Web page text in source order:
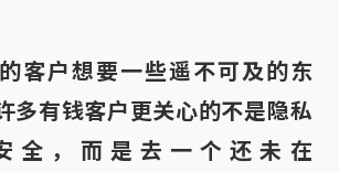
客户想要一些遥不可及的东
多有钱客户更关心的不是隐私
全，而是去一个还未在